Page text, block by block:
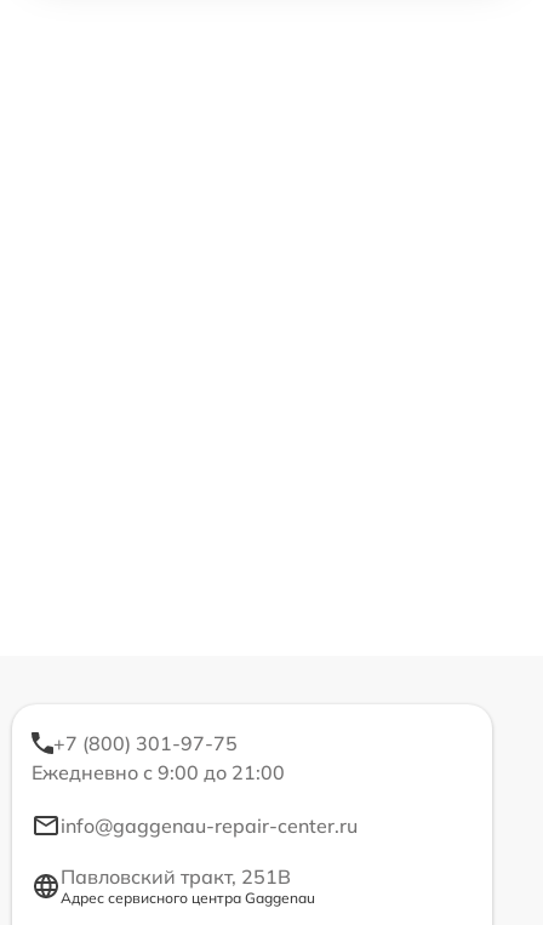
+7 (800) 301-97-75
Ежедневно с 9:00 до 21:00
info@gaggenau-repair-center.ru
Павловский тракт, 251В
Адрес сервисного центра Gaggenau